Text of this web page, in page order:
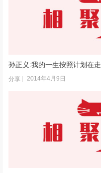
孙正义:我的一生按照计划在走
分享 2014年4月9日